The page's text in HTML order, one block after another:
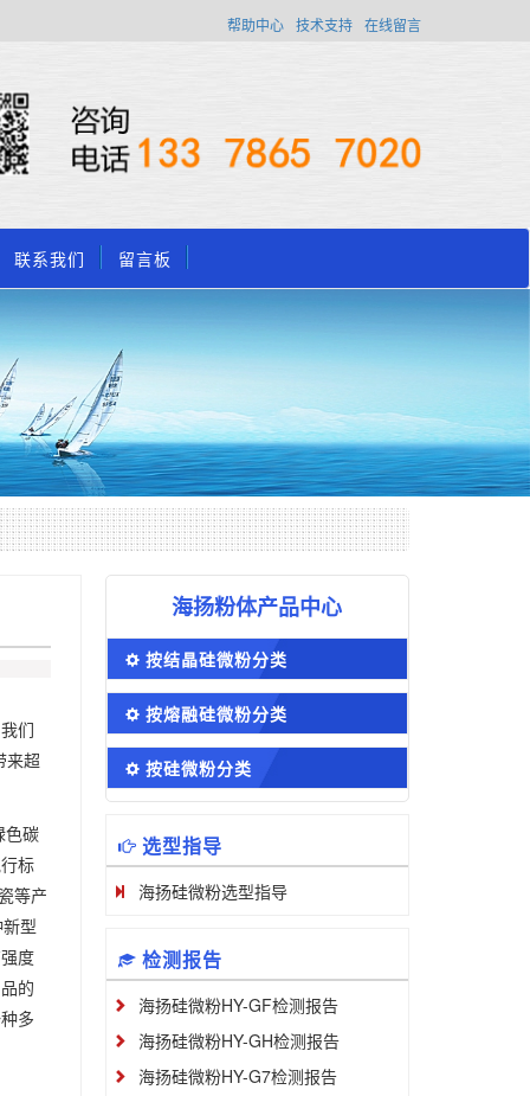
帮助中心 技术支持 在线留言
联系我们 留言板
们
来超
色碳
标
等产
型
度
的
多
海扬粉体产品中心
按结晶硅微粉分类
按熔融硅微粉分类
按硅微粉分类
选型指导
海扬硅微粉选型指导
检测报告
海扬硅微粉HY-GF检测报告
海扬硅微粉HY-GH检测报告
海扬硅微粉HY-G7检测报告